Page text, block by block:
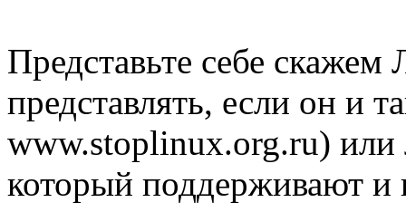
Представьте себе
представлять, если он и
www.stoplinux.org.ru) или
который поддерживают